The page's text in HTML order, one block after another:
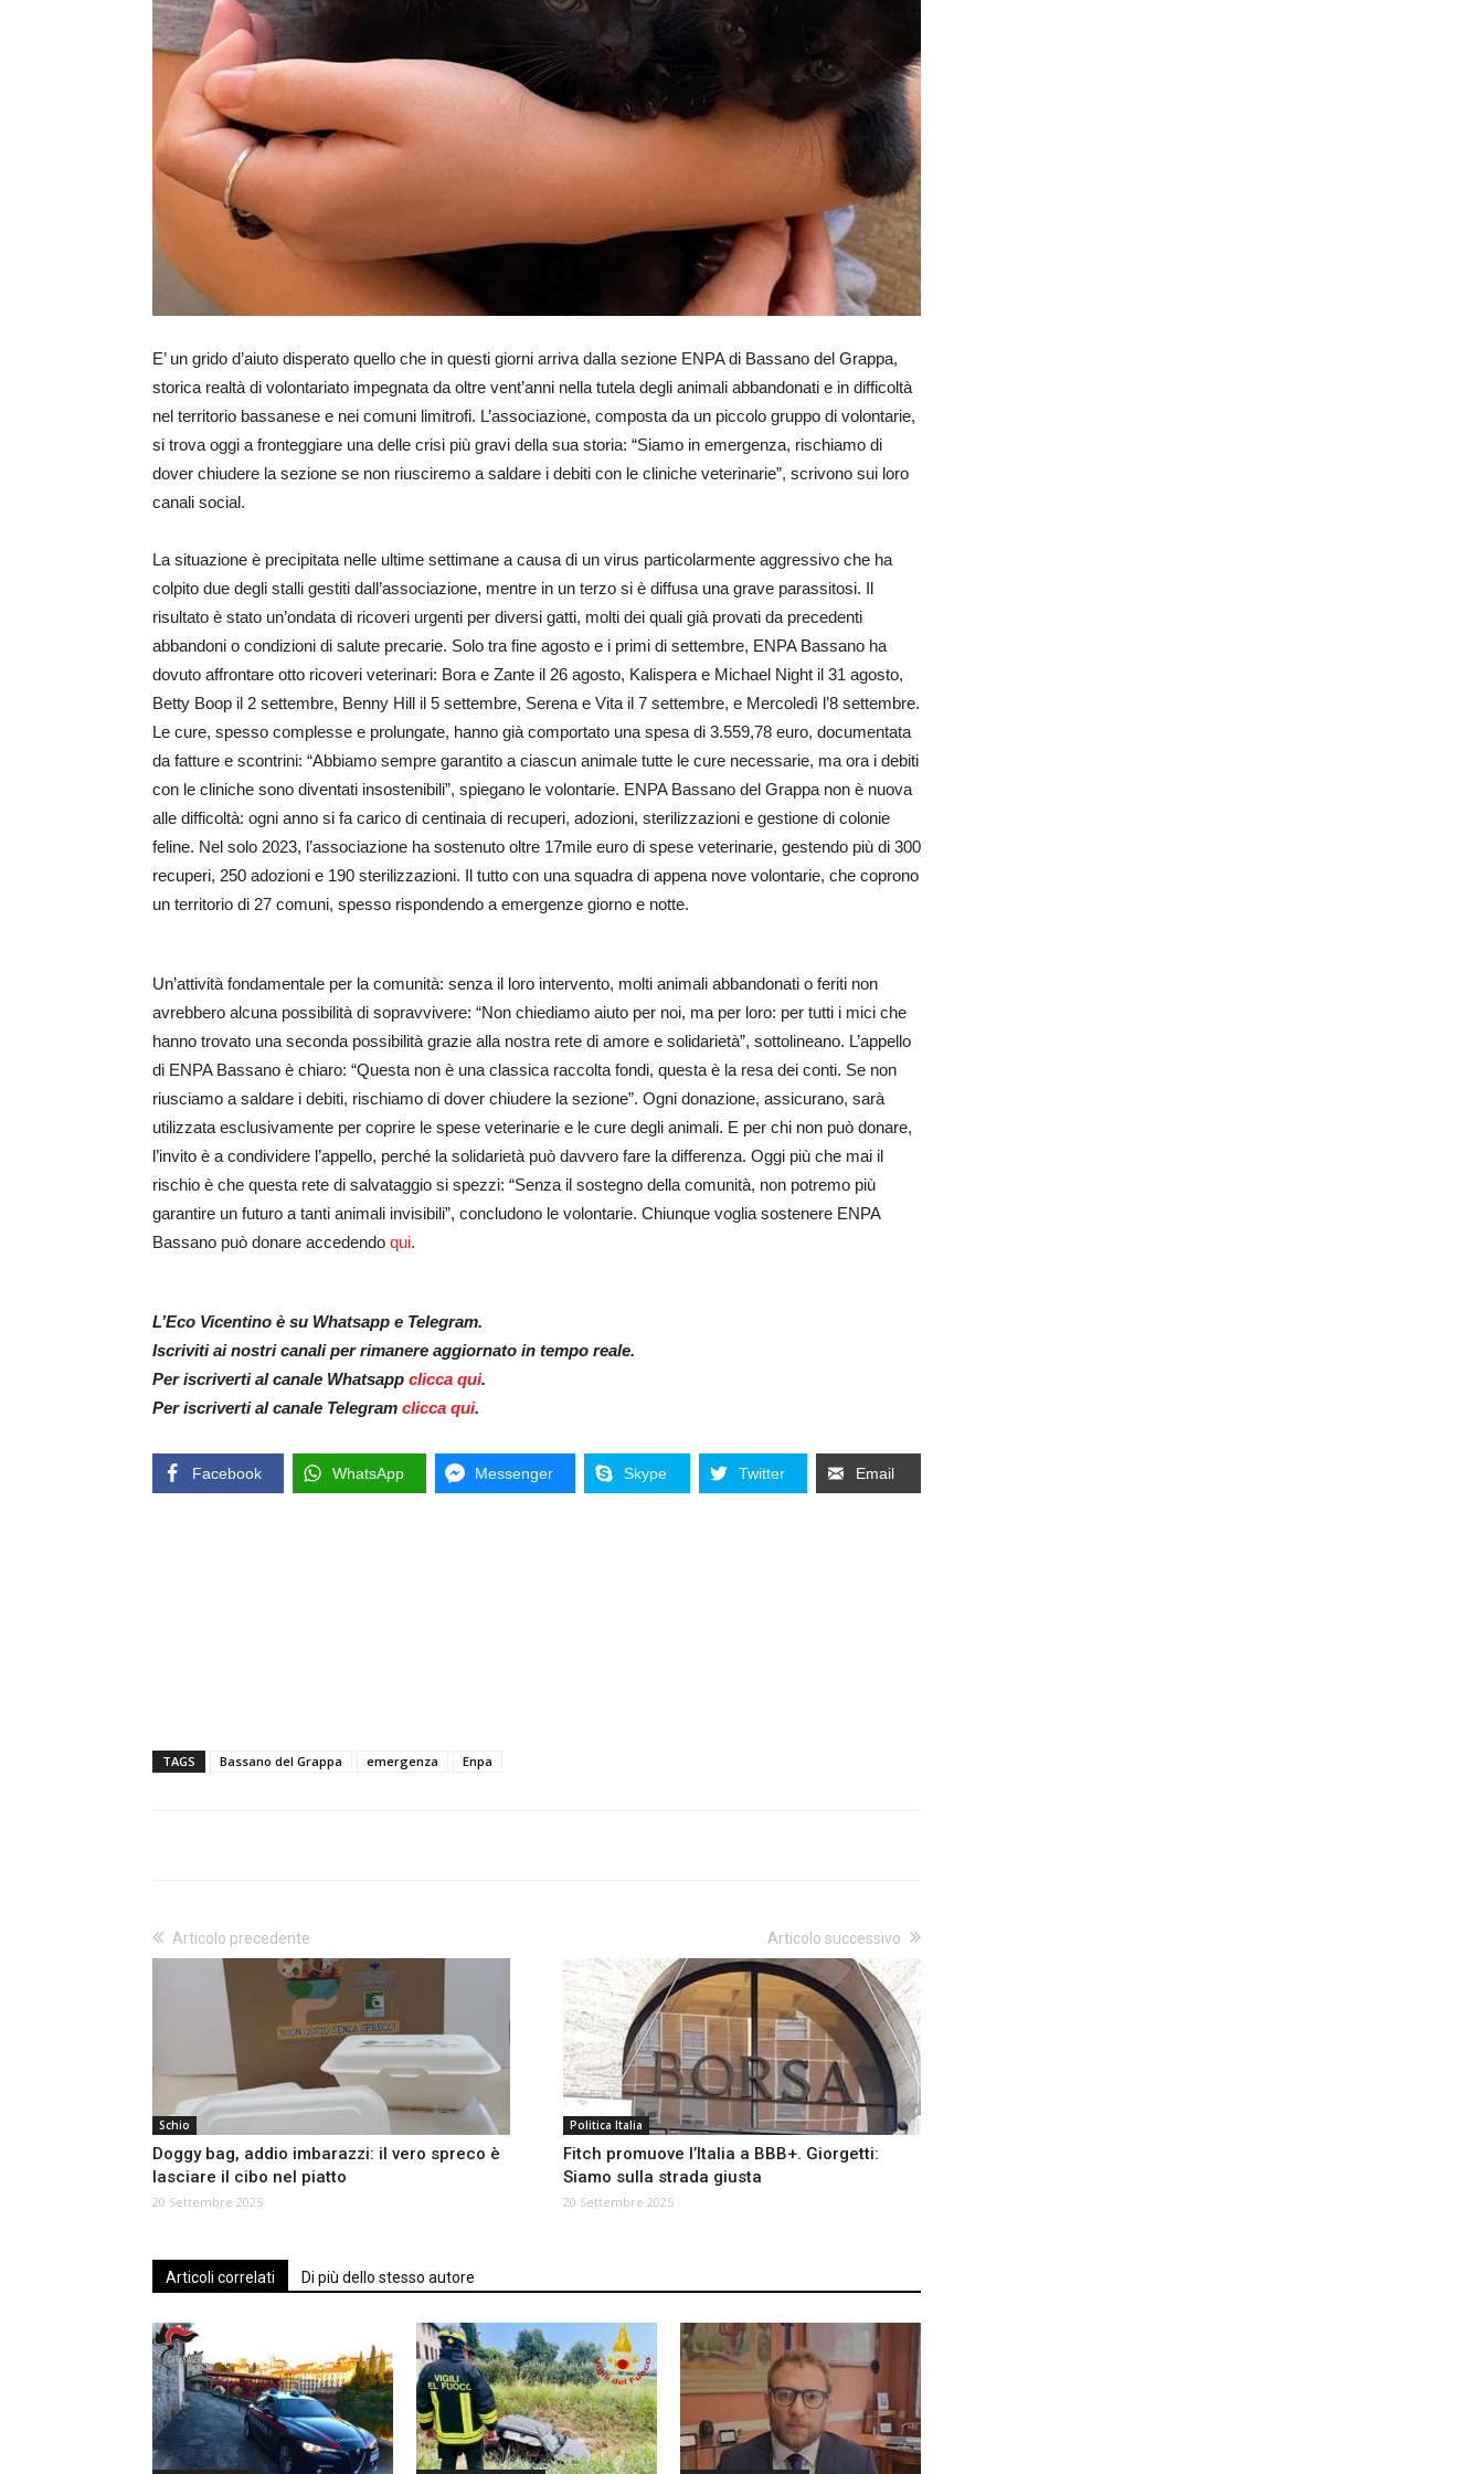
E’ un grido d’aiuto disperato quello che in questi giorni arriva dalla sezione ENPA di Bassano del Grappa,
storica realtà di volontariato impegnata da oltre vent’anni nella tutela degli animali abbandonati e in difficoltà
nel territorio bassanese e nei comuni limitrofi. L’associazione, composta da un piccolo gruppo di volontarie,
si trova oggi a fronteggiare una delle crisi più gravi della sua storia: “Siamo in emergenza, rischiamo di
dover chiudere la sezione se non riusciremo a saldare i debiti con le cliniche veterinarie”, scrivono sui loro
canali social.
La situazione è precipitata nelle ultime settimane a causa di un virus particolarmente aggressivo che ha
colpito due degli stalli gestiti dall’associazione, mentre in un terzo si è diffusa una grave parassitosi. Il
risultato è stato un’ondata di ricoveri urgenti per diversi gatti, molti dei quali già provati da precedenti
abbandoni o condizioni di salute precarie. Solo tra fine agosto e i primi di settembre, ENPA Bassano ha
dovuto affrontare otto ricoveri veterinari: Bora e Zante il 26 agosto, Kalispera e Michael Night il 31 agosto,
Betty Boop il 2 settembre, Benny Hill il 5 settembre, Serena e Vita il 7 settembre, e Mercoledì l’8 settembre.
Le cure, spesso complesse e prolungate, hanno già comportato una spesa di 3.559,78 euro, documentata
da fatture e scontrini: “Abbiamo sempre garantito a ciascun animale tutte le cure necessarie, ma ora i debiti
con le cliniche sono diventati insostenibili”, spiegano le volontarie. ENPA Bassano del Grappa non è nuova
alle difficoltà: ogni anno si fa carico di centinaia di recuperi, adozioni, sterilizzazioni e gestione di colonie
feline. Nel solo 2023, l’associazione ha sostenuto oltre 17mile euro di spese veterinarie, gestendo più di 300
recuperi, 250 adozioni e 190 sterilizzazioni. Il tutto con una squadra di appena nove volontarie, che coprono
un territorio di 27 comuni, spesso rispondendo a emergenze giorno e notte.
Un’attività fondamentale per la comunità: senza il loro intervento, molti animali abbandonati o feriti non
avrebbero alcuna possibilità di sopravvivere: “Non chiediamo aiuto per noi, ma per loro: per tutti i mici che
hanno trovato una seconda possibilità grazie alla nostra rete di amore e solidarietà”, sottolineano. L’appello
di ENPA Bassano è chiaro: “Questa non è una classica raccolta fondi, questa è la resa dei conti. Se non
riusciamo a saldare i debiti, rischiamo di dover chiudere la sezione”. Ogni donazione, assicurano, sarà
utilizzata esclusivamente per coprire le spese veterinarie e le cure degli animali. E per chi non può donare,
l’invito è a condividere l’appello, perché la solidarietà può davvero fare la differenza. Oggi più che mai il
rischio è che questa rete di salvataggio si spezzi: “Senza il sostegno della comunità, non potremo più
garantire un futuro a tanti animali invisibili”, concludono le volontarie. Chiunque voglia sostenere ENPA
Bassano può donare accedendo qui.
L’Eco Vicentino è su Whatsapp e Telegram.
Iscriviti ai nostri canali per rimanere aggiornato in tempo reale.
Per iscriverti al canale Whatsapp clicca qui.
Per iscriverti al canale Telegram clicca qui.
Facebook WhatsApp Messenger Skype Twitter Email
TAGS Bassano del Grappa emergenza Enpa
Articolo precedente
Schio
Doggy bag, addio imbarazzi: il vero spreco è
lasciare il cibo nel piatto
20 Settembre 2025
Articolo successivo
Politica Italia
Fitch promuove l’Italia a BBB+. Giorgetti:
Siamo sulla strada giusta
20 Settembre 2025
Articoli correlati Di più dello stesso autore